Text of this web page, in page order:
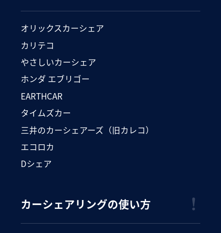
オリックスカーシェア
カリテコ
やさしいカーシェア
ホンダ エブリゴー
EARTHCAR
タイムズカー
三井のカーシェアーズ（旧カレコ）
エコロカ
Dシェア
カーシェアリングの使い方